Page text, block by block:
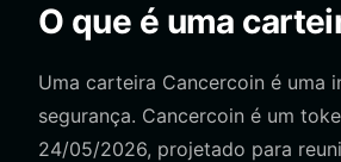
O que é uma
Uma carteira Cancercoin é uma
segurança. Cancercoin é um
24/05/2026, projetado para